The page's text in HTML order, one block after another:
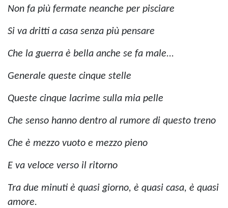
Non fa più fermate neanche per pisciare
Si va dritti a casa senza più pensare
Che la guerra è bella anche se fa male...
Generale queste cinque stelle
Queste cinque lacrime sulla mia pelle
Che senso hanno dentro al rumore di questo treno
Che è mezzo vuoto e mezzo pieno
E va veloce verso il ritorno
Tra due minuti è quasi giorno, è quasi casa, è quasi
amore.